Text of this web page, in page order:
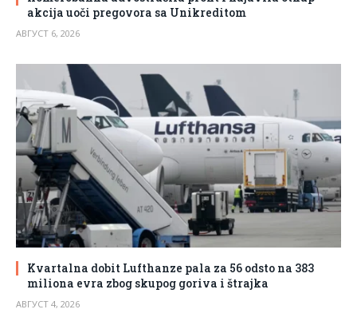
akcija uoči pregovora sa Unikreditom
АВГУСТ 6, 2026
Kvartalna dobit Lufthanze pala za 56 odsto na 383
miliona evra zbog skupog goriva i štrajka
АВГУСТ 4, 2026